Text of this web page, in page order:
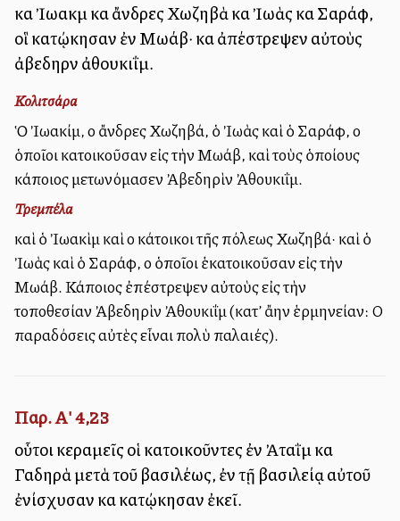
καὶ Ἰωακὶμ καὶ ἄνδρες Χωζηβὰ καὶ Ἰωὰς καὶ Σαράφ,
οἳ κατῴκησαν ἐν Μωάβ· καὶ ἀπέστρεψεν αὐτοὺς
ἀβεδηρὶν ἀθουκιΐμ.
Κολιτσάρα
Ὁ Ἰωακίμ, οἱ ἄνδρες Χωζηβά, ὁ Ἰωὰς καὶ ὁ Σαράφ, οἱ
ὁποῖοι κατοικοῦσαν εἰς τὴν Μωάβ, καὶ τοὺς ὁποίους
κάποιος μετωνόμασεν Ἀβεδηρὶν Ἀθουκιΐμ.
Τρεμπέλα
καὶ ὁ Ἰωακὶμ καὶ οἱ κάτοικοι τῆς πόλεως Χωζηβά· καὶ ὁ
Ἰωὰς καὶ ὁ Σαράφ, οἱ ὁποῖοι ἑκατοικοῦσαν εἰς τὴν
Μωάβ. Κάποιος ἐπέστρεψεν αὐτοὺς εἰς τὴν
τοποθεσίαν Ἀβεδηρὶν Ἀθουκιΐμ (κατ’ ἄλλην ἑρμηνείαν: Οἱ
παραδόσεις αὐτὲς εἶναι πολὺ παλαιές).
Παρ. Α' 4,23
οὗτοι κεραμεῖς οἱ κατοικοῦντες ἐν Ἀταῒμ καὶ
Γαδηρὰ μετὰ τοῦ βασιλέως, ἐν τῇ βασιλείᾳ αὐτοῦ
ἐνίσχυσαν καὶ κατῴκησαν ἐκεῖ.